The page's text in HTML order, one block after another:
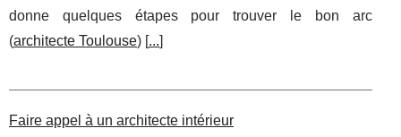
donne quelques étapes pour trouver le bon arc
(architecte Toulouse) [...]
Faire appel à un architecte intérieur